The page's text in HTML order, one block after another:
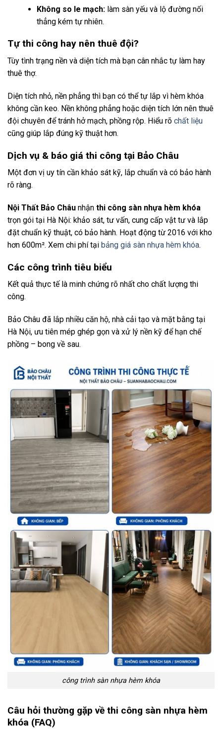
Không so le mạch:làm sàn yếu và lộ đường nối
thẳng kém tự nhiên.
Tự thi công hay nên thuê đội?
Tùy tình trạng nền và diện tích mà bạn cân nhắc tự làm hay
thuê thợ.
Diện tích nhỏ, nền phẳng thì bạn có thể tự lắp vì hèm khóa
không cần keo. Nền không phẳng hoặc diện tích lớn nên thuê
đội chuyên để tránh hở mạch, phồng rộp. Hiểu rõ chất liệu
cũng giúp lắp đúng kỹ thuật hơn.
Dịch vụ & báo giá thi công tại Bảo Châu
Một đơn vị uy tín cần khảo sát kỹ, lắp chuẩn và có bảo hành
rõ ràng.
Nội Thất Bảo Châu nhận thi công sàn nhựa hèm khóa
trọn gói tại Hà Nội: khảo sát, tư vấn, cung cấp vật tư và lắp
đặt chuẩn kỹ thuật, có bảo hành. Hoạt động từ 2016 với kho
hơn 600m². Xem chi phí tại bảng giá sàn nhựa hèm khóa.
Các công trình tiêu biểu
Kết quả thực tế là minh chứng rõ nhất cho chất lượng thi
công.
Bảo Châu đã lắp nhiều căn hộ, nhà cải tạo và mặt bằng tại
Hà Nội, ưu tiên mép ghép gọn và xử lý nền kỹ để hạn chế
phồng – bong về sau.
công trình sàn nhựa hèm khóa
Câu hỏi thường gặp về thi công sàn nhựa hèm
khóa (FAQ)